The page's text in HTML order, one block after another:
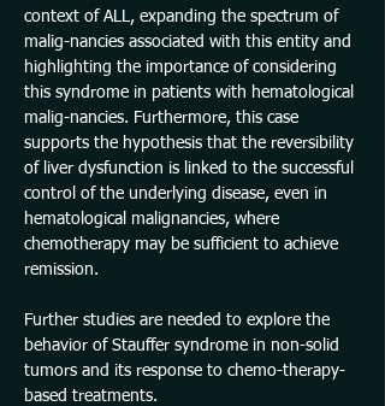
context of ALL, expanding the spectrum of
malig-nancies associated with this entity and
highlighting the importance of considering
this syndrome in patients with hematological
malig-nancies. Furthermore, this case
supports the hypothesis that the reversibility
of liver dysfunction is linked to the successful
control of the underlying disease, even in
hematological malignancies, where
chemotherapy may be sufficient to achieve
remission.
Further studies are needed to explore the
behavior of Stauffer syndrome in non-solid
tumors and its response to chemo-therapy-
based treatments.